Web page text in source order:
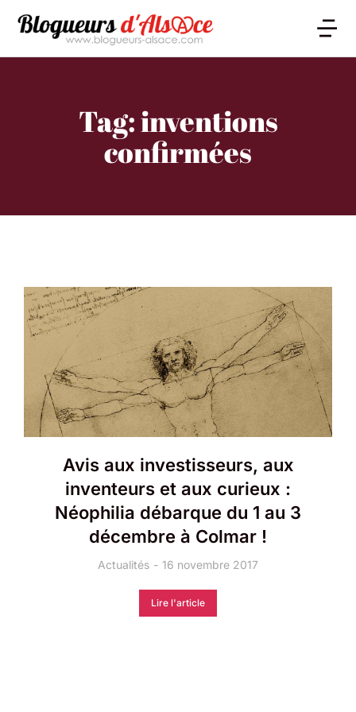
Tag: inventions
confirmées
Avis aux investisseurs, aux
inventeurs et aux curieux :
Néophilia débarque du 1 au 3
décembre à Colmar !
Actualités 16 novembre 2017
Lire l'article